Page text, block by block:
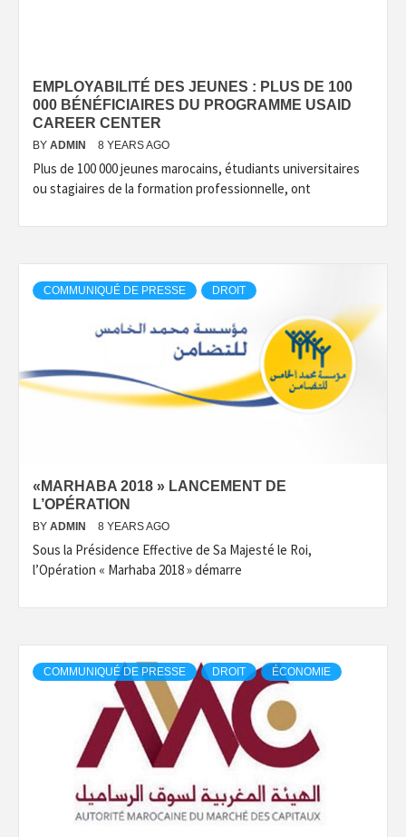
EMPLOYABILITÉ DES JEUNES : PLUS DE 100
000 BÉNÉFICIAIRES DU PROGRAMME USAID
CAREER CENTER
BY ADMIN 8 YEARS AGO
Plus de 100 000 jeunes marocains, étudiants universitaires
ou stagiaires de la formation professionnelle, ont
COMMUNIQUÉ DE PRESSE DROIT
«MARHABA ‏2018 » LANCEMENT DE
L’OPÉRATION
BY ADMIN 8 YEARS AGO
Sous la Présidence Effective de Sa Majesté le Roi,
l’Opération « Marhaba 2018 » démarre
COMMUNIQUÉ DE PRESSE DROIT ÉCONOMIE